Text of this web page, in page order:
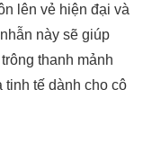
lên vẻ hiện đại và
này sẽ giúp
thanh mảnh
tinh tế dành cho cô